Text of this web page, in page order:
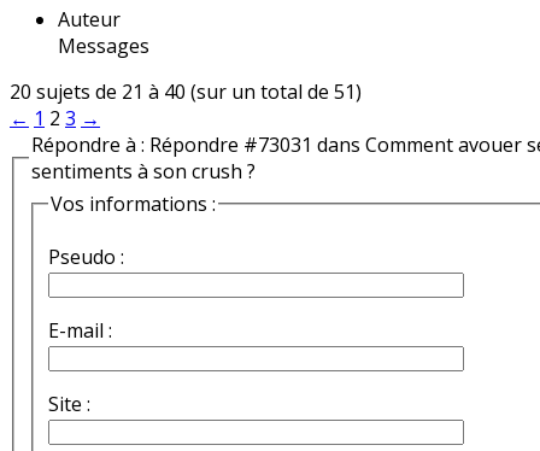
Auteur
Messages
20 sujets de 21 à 40 (sur un total de 51)
← 1 2 3 →
Répondre à : Répondre #73031 dans Comment avouer
sentiments à son crush ?
Vos informations :
Pseudo :
E-mail :
Site :